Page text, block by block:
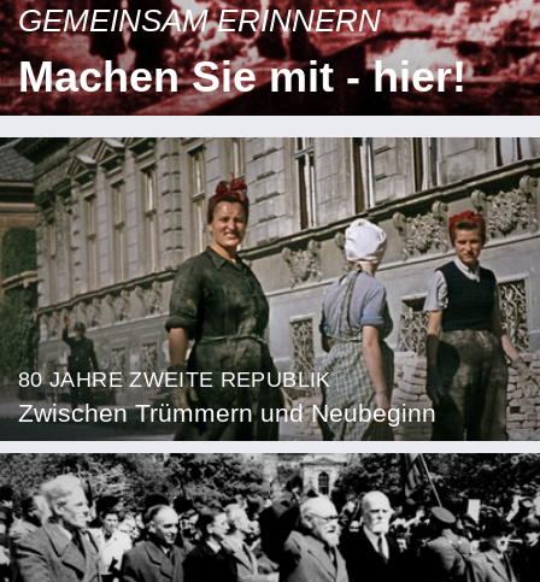
GEMEINSAM ERINNERN
Machen Sie mit - hier!
80 JAHRE ZWEITE REPUBLIK
Zwischen Trümmern und Neubeginn